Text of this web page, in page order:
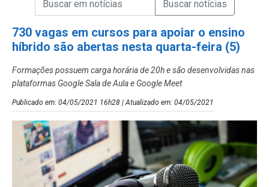
730 vagas em cursos para apoiar o ensino
híbrido são abertas nesta quarta-feira (5)
Formações possuem carga horária de 20h e são desenvolvidas nas
plataformas Google Sala de Aula e Google Meet
Publicado em: 04/05/2021 16h28 | Atualizado em: 04/05/2021